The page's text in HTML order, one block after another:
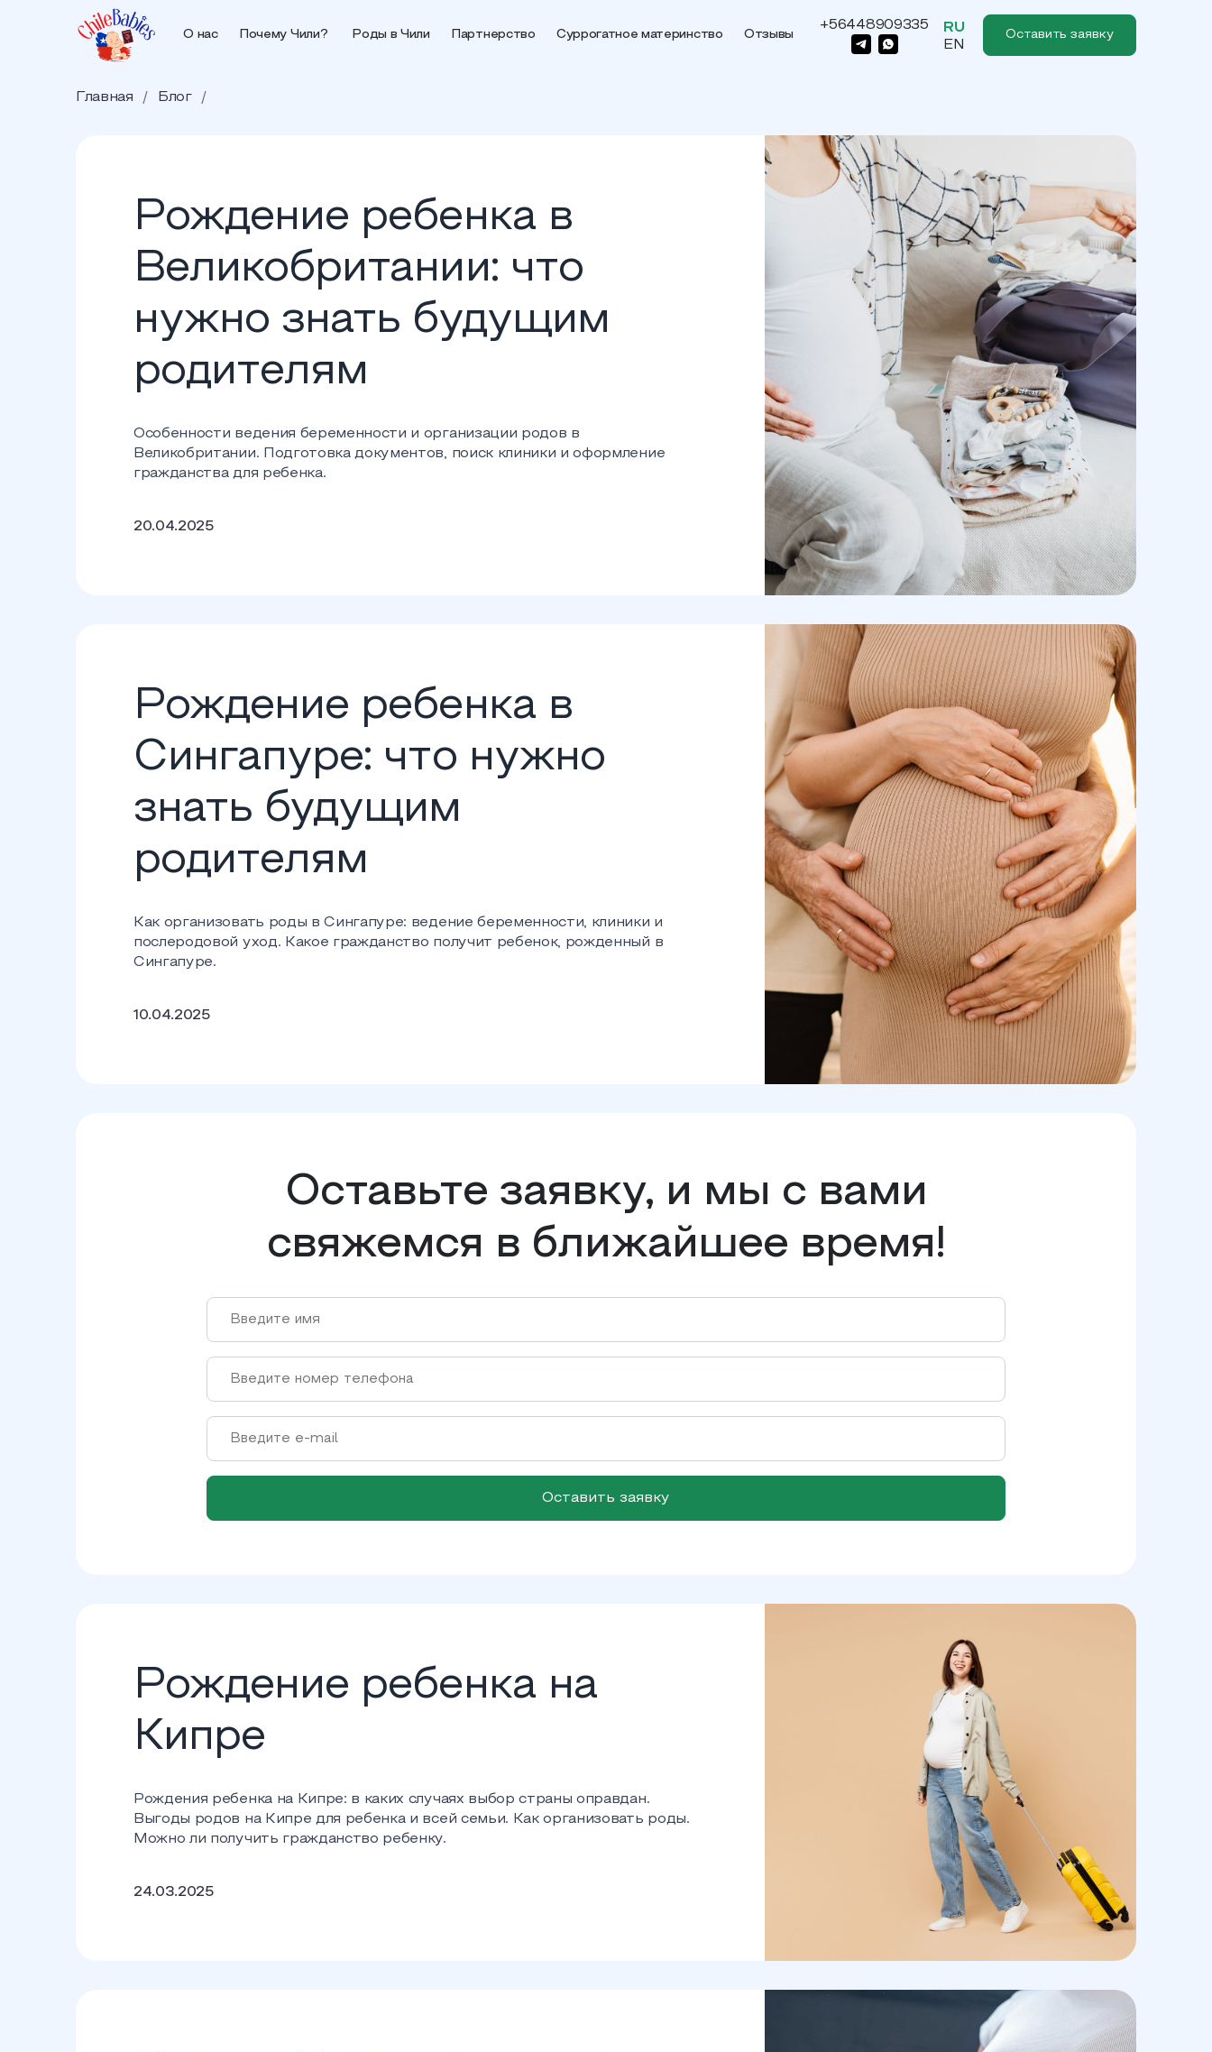
О нас Почему Чили? Роды в Чили Партнерство Суррогатное материнство Отзывы
+56448909335
RU
EN
Оставить заявку
Главная / Блог /
Рождение ребенка в
Великобритании: что
нужно знать будущим
родителям
Особенности ведения беременности и организации родов в
Великобритании. Подготовка документов, поиск клиники и оформление
гражданства для ребенка.
20.04.2025
Рождение ребенка в
Сингапуре: что нужно
знать будущим
родителям
Как организовать роды в Сингапуре: ведение беременности, клиники и
послеродовой уход. Какое гражданство получит ребенок, рожденный в
Сингапуре.
10.04.2025
Оставьте заявку, и мы с вами
свяжемся в ближайшее время!
Оставить заявку
Рождение ребенка на
Кипре
Рождения ребенка на Кипре: в каких случаях выбор страны оправдан.
Выгоды родов на Кипре для ребенка и всей семьи. Как организовать роды.
Можно ли получить гражданство ребенку.
24.03.2025